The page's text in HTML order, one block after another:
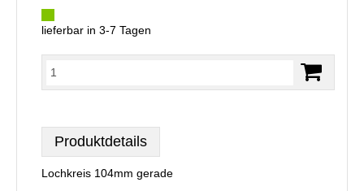
lieferbar in 3-7 Tagen
Produktdetails
Lochkreis 104mm gerade